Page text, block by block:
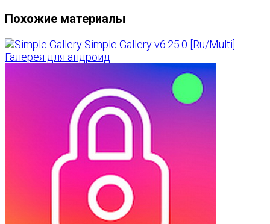
Похожие материалы
Simple Gallery v6.25.0 [Ru/Multi]
Галерея для андроид